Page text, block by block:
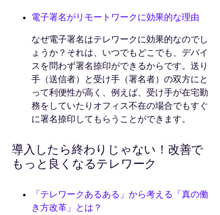
電子署名がリモートワークに効果的な理由
なぜ電子署名はテレワークに効果的なのでし
ょうか？それは、いつでもどこでも、デバイ
スを問わず署名捺印ができるからです。送り
手（送信者）と受け手（署名者）の双方にと
って利便性が高く、例えば、受け手が在宅勤
務をしていたりオフィス不在の場合でもすぐ
に署名捺印してもらうことができます。
導入したら終わりじゃない！改善で
もっと良くなるテレワーク
「テレワークあるある」から考える「真の働
き方改革」とは？